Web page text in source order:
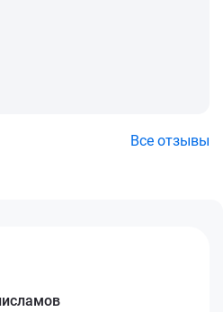
Все отзывы